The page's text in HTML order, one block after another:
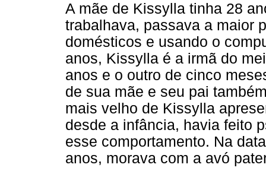
A mãe de Kissylla tinha 28
trabalhava, passava a maior
domésticos e usando o
anos, Kissylla é a irmã do
anos e o outro de cinco
de sua mãe e seu pai
mais velho de Kissylla
desde a infância, havia feito
esse comportamento. Na
anos, morava com a avó